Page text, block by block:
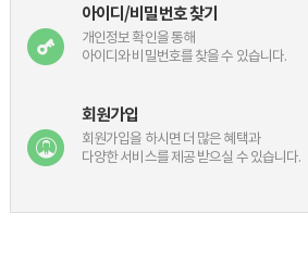
아이디/비밀번호 찾기
개인정보 확인을 통해
아이디와 비밀번호를 찾을 수 있습니다.
회원가입
회원가입을 하시면 더 많은 혜택과
다양한 서비스를 제공 받으실 수 있습니다.